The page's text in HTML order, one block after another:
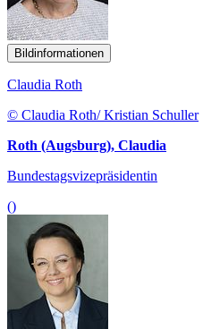
Bildinformationen
Claudia Roth
© Claudia Roth/ Kristian Schuller
Roth (Augsburg), Claudia
Bundestagsvizepräsidentin
()